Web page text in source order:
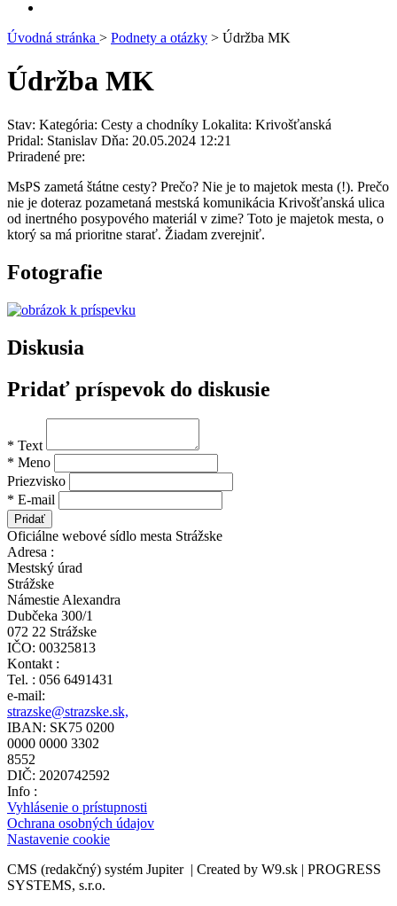
Úvodná stránka > Podnety a otázky > Údržba MK
Údržba MK
Stav: Kategória: Cesty a chodníky Lokalita: Krivošťanská
Pridal: Stanislav Dňa: 20.05.2024 12:21
Priradené pre:
MsPS zametá štátne cesty? Prečo? Nie je to majetok mesta (!). Prečo
nie je doteraz pozametaná mestská komunikácia Krivošťanská ulica
od inertného posypového materiál v zime? Toto je majetok mesta, o
ktorý sa má prioritne starať. Žiadam zverejniť.
Fotografie
Diskusia
Pridať príspevok do diskusie
* Text
* Meno
Priezvisko
* E-mail
Oficiálne webové sídlo mesta Strážske
Adresa :
Mestský úrad
Strážske
Námestie Alexandra
Dubčeka 300/1
072 22 Strážske
IČO: 00325813
Kontakt :
Tel. : 056 6491431
e-mail:
strazske@strazske.sk,
IBAN: SK75 0200
0000 0000 3302
8552
DIČ: 2020742592
Info :
Vyhlásenie o prístupnosti
Ochrana osobných údajov
Nastavenie cookie
CMS (redakčný) systém Jupiter | Created by W9.sk | PROGRESS
SYSTEMS, s.r.o.